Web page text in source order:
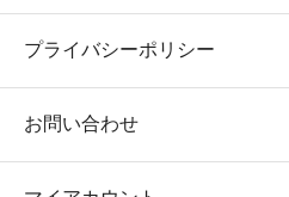
プライバシーポリシー
お問い合わせ